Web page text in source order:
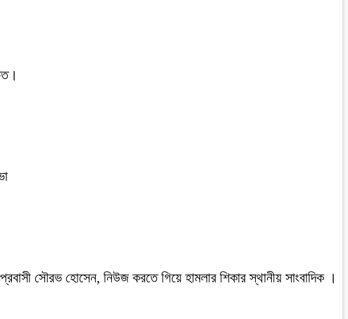
সৌরভ হোসেন, নিউজ করতে গিয়ে হামলার শিকার স্থানীয় সাংবাদিক ।